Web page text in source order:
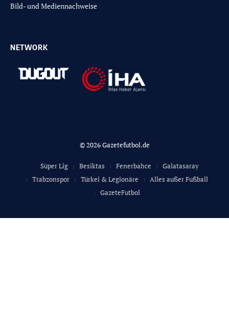
Bild- und Mediennachweise
NETWORK
© 2026 Gazetefutbol.de
Süper Lig Besiktas Fenerbahce
Galatasaray
Trabzonspor
Türkei & Legionäre
Alles außer Fußball
GazeteFutbol